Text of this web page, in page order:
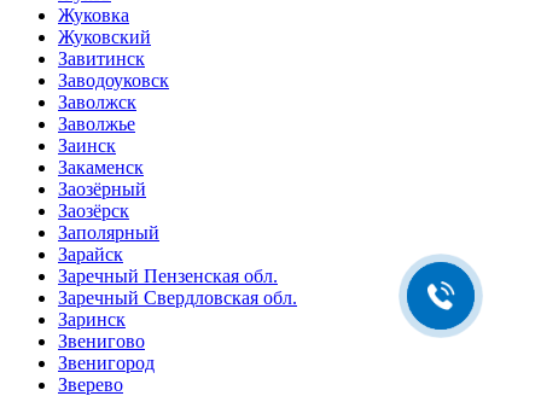
Жуковка
Жуковский
Завитинск
Заводоуковск
Заволжск
Заволжье
Заинск
Закаменск
Заозёрный
Заозёрск
Заполярный
Зарайск
Заречный Пензенская обл.
Заречный Свердловская обл.
Заринск
Звенигово
Звенигород
Зверево